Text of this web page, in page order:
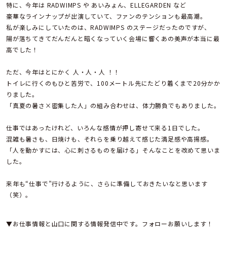
特に、今年は RADWIMPS や あいみょん、ELLEGARDEN など
豪華なラインナップが出演していて、ファンのテンションも最高潮。
私が楽しみにしていたのは、RADWIMPS のステージだったのですが、
陽が落ちてきてだんだんと暗くなっていく会場に響くあの美声が本当に最
高でした！
ただ、今年はとにかく 人・人・人 ！！
トイレに行くのもひと苦労で、100メートル先にたどり着くまで20分かか
りました。
「真夏の暑さ×密集した人」の組み合わせは、体力勝負でもありました。
仕事ではあったけれど、いろんな感情が押し寄せて来る1日でした。
混雑も暑さも、日焼けも、それらを乗り越えて感じた満足感や高揚感。
「人を動かすには、心に刺さるものを届ける」そんなことを改めて思いま
した。
来年も“仕事で”行けるように、さらに準備しておきたいなと思います
（笑）。
▼お仕事情報と山口に関する情報発信中です。フォローお願いします！